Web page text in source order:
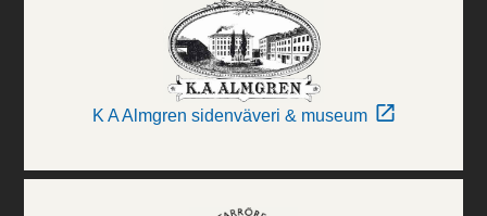
K A Almgren sidenväveri & museum